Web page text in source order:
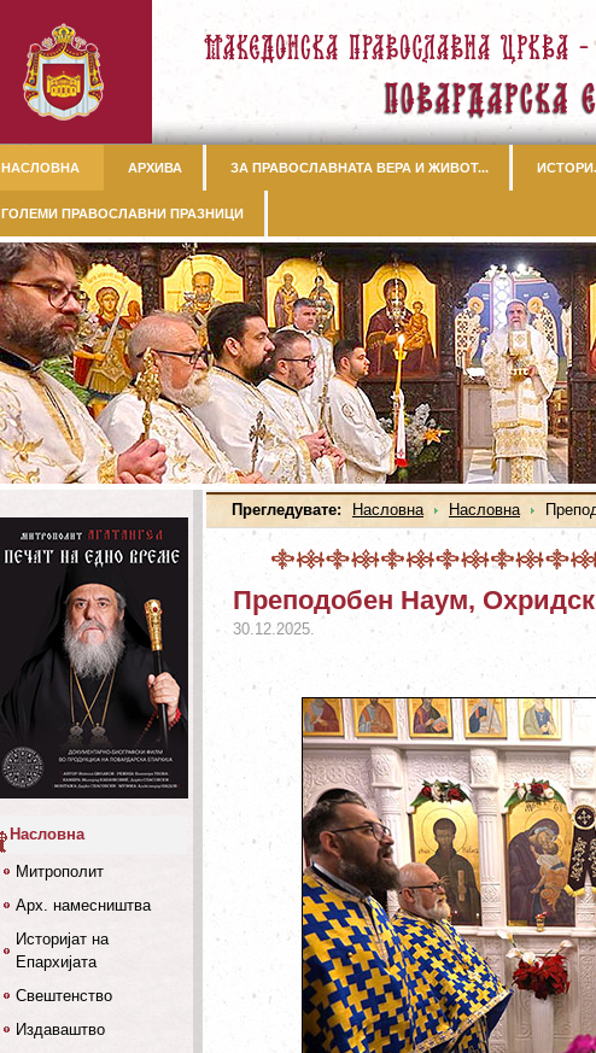
НАСЛОВНА АРХИВА ЗА ПРАВОСЛАВНАТА ВЕРА И ЖИВОТ...
ГОЛЕМИ ПРАВОСЛАВНИ ПРАЗНИЦИ
Прегледувате: Насловна Насловна
Преподобен Наум,
30.12.2025.
Насловна
Митрополит
Арх. намесништва
Историјат на
Епархијата
Свештенство
Издаваштво